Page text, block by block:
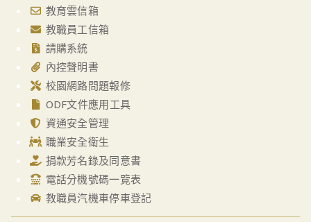
教育雲信箱
教職員工信箱
請購系統
內控聲明書
校園網路問題報修
ODF文件應用工具
資通安全管理
職業安全衛生
捐款芳名錄及同意書
電話分機號碼一覽表
教職員汽機車停車登記